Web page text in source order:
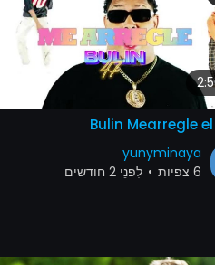
Bulin Mearregle
yunyminaya
6 צפיות
• לִפנֵי 2 חודשים